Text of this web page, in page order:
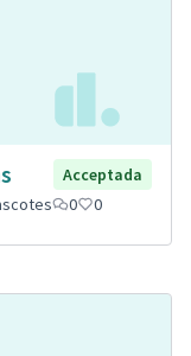
Acceptada
0 0